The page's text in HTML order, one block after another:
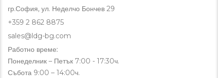
гр.София, ул. Неделчо Бончев 29
+359 2 862 8875
sales@ldg-bg.com
Работно време:
Понеделник – Петък 7:00 - 17:30ч.
Събота 9:00 – 14:00ч.